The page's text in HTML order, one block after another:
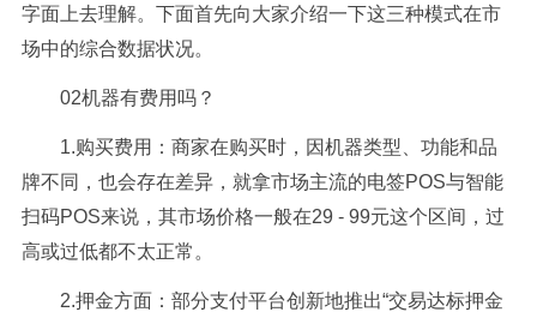
字面上去理解。下面首先向大家介绍一下这三种模式在市
场中的综合数据状况。
02机器有费用吗？
1.购买费用：商家在购买时，因机器类型、功能和品
牌不同，也会存在差异，就拿市场主流的电签POS与智能
扫码POS来说，其市场价格一般在29 - 99元这个区间，过
高或过低都不太正常。
2.押金方面：部分支付平台创新地推出“交易达标押金